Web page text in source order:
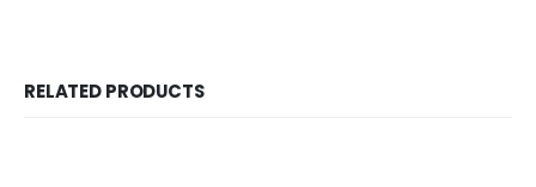
RELATED PRODUCTS